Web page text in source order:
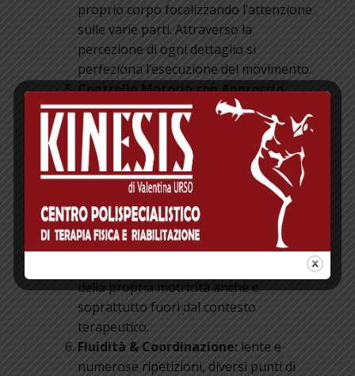
proprio corpo focalizzando l’attenzione
sulle varie parti. Attraverso la
percezione di ogni dettaglio si
perfeziona l’esecuzione del movimento.
Controllo Motorio con Approccio
Metacognitivo: attraverso le sedute di
Pilates Fisios® il paziente impara ad
ascoltare il proprio corpo e a
riconoscere i segnali di “non controllo”
tipici, come eccessiva fatica, tensioni o
dolore. Il fisioterapista si pone
l’obiettivo di “insegnare” al paziente
strategie motorie coscienti e di
della propria motricità anche e
soprattutto fuori dal contesto
terapeutico.
Fluidità & Coordinazione: lente e
numerose ripetizioni, diversi punti di